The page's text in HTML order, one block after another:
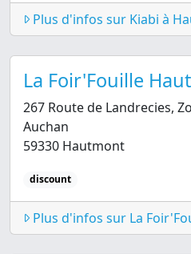
Plus d'infos sur Kiabi à
La Foir'Fouille
267 Route de Landrecies,
Auchan
59330 Hautmont
discount
Plus d'infos sur La